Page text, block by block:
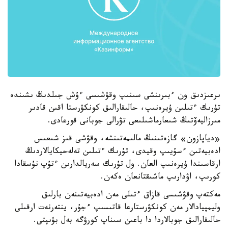
ىرعىزدىق ون ءبىرىنشى سىنىپ وقۋشىسى ءۇش جىلدىڭ ىشىندە
تۇرىك ءتىلىن ۇيرەنىپ، حالىقارالىق كونكۋرستا اقىن قادىر
مىرزاليەۆتىڭ شىعارماشىلىعى تۋرالى جوبانى قورعادى.
«دياپازون» گازەتىنىڭ مالىمەتىنشە، وقۋشى قىز شىعىس
ادەبيەتىن ءسۇيىپ وقيدى، تۇرىك ءتىلىن تەلەحيكايالاردىڭ
ارقاسىندا ۇيرەنىپ العان. ول تۇرىك سەريالدارىن ءتۇپ نۇسقادا
كورىپ، اۋدارىپ ماشىقتانعان ەكەن.
مەكتەپ وقۋشىسى قازاق ءتىلى مەن ادەبيەتىنەن بارلىق
وليمپيادالار مەن كونكۋرستارعا قاتىسىپ ءجۇر، ينتەرنەت ارقىلى
حالىقارالىق جوبالاردا دا باعىن سىناپ كورۋگە بەل بۋىپتى.